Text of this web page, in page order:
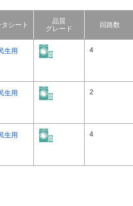
シート
品質
グレード
回路数
生用 4
生用 2
生用 4